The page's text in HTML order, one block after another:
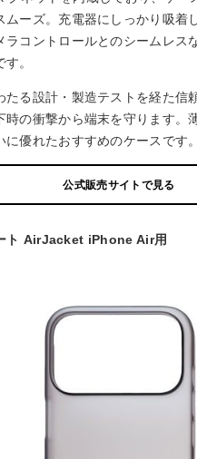
ムーズ。充電器にしっかり吸着
ラコントロールとのシームレス
。
たる設計・製造テストを経た信
時の衝撃から端末を守ります。
に優れたおすすめのケースです。
公式販売サイトで見る
ト AirJacket iPhone Air用